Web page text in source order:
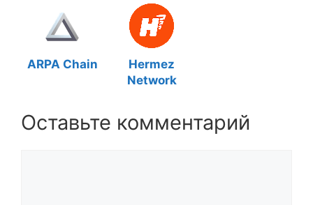
ARPA Chain
Hermez
Network
Оставьте комментарий